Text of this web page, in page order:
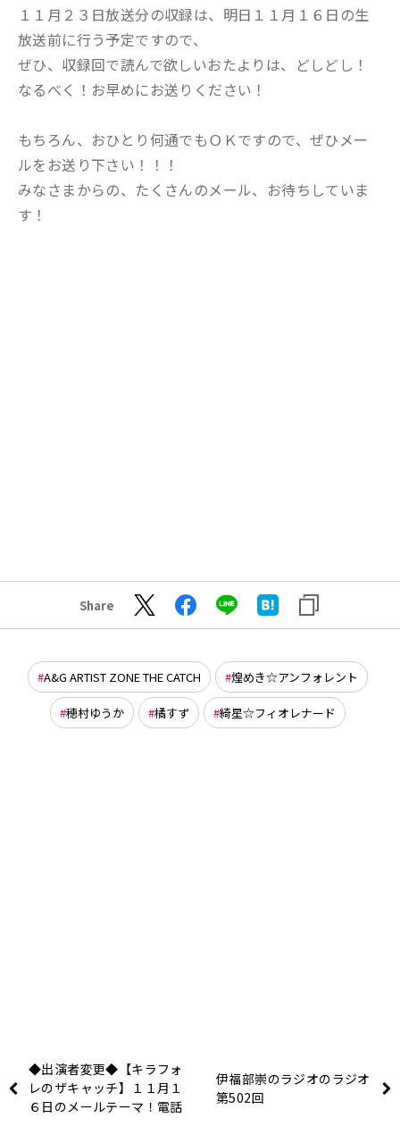
１１月２３日放送分の収録は、明日１１月１６日の生
放送前に行う予定ですので、
ぜひ、収録回で読んで欲しいおたよりは、どしどし！
なるべく！お早めにお送りください！
もちろん、おひとり何通でもＯＫですので、ぜひメー
ルをお送り下さい！！！
みなさまからの、たくさんのメール、お待ちしていま
す！
Share
A&G ARTIST ZONE THE CATCH 煌めき☆アンフォレント
穂村ゆうか 橘すず 綺星☆フィオレナード
◆出演者変更◆【キラフォ
レのザキャッチ】１１月１
６日のメールテーマ！電話
伊福部崇のラジオのラジオ
第502回